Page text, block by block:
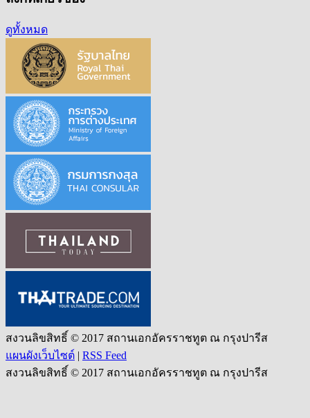
ดูทั้งหมด
สงวนลิขสิทธิ์ © 2017 สถานเอกอัครราชทูต ณ กรุงปารีส
แผนผังเว็บไซต์ | RSS Feed
สงวนลิขสิทธิ์ © 2017 สถานเอกอัครราชทูต ณ กรุงปารีส